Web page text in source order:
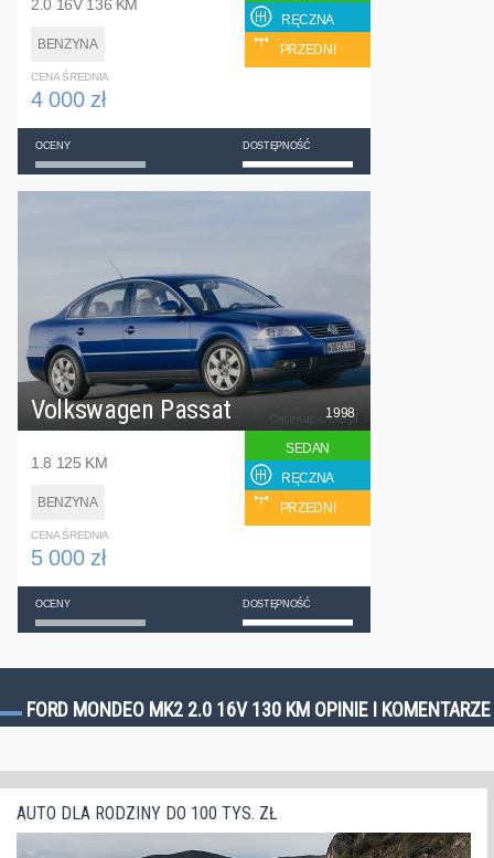
2.0 16V 136 KM
BENZYNA
RĘCZNA
PRZEDNI
CENA ŚREDNIA
4 000 zł
OCENY DOSTĘPNOŚĆ
Volkswagen Passat
1.8 125 KM
BENZYNA
1998
SEDAN
RĘCZNA
PRZEDNI
CENA ŚREDNIA
5 000 zł
OCENY DOSTĘPNOŚĆ
FORD MONDEO MK2 2.0 16V 130 KM OPINIE I KOMENTARZE
AUTO DLA RODZINY DO 100 TYS. ZŁ